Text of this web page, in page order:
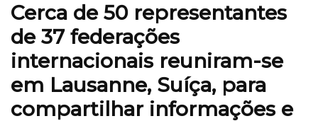
Cerca de 50 representantes
de 37 federações
internacionais reuniram-se
em Lausanne, Suíça, para
compartilhar informações e